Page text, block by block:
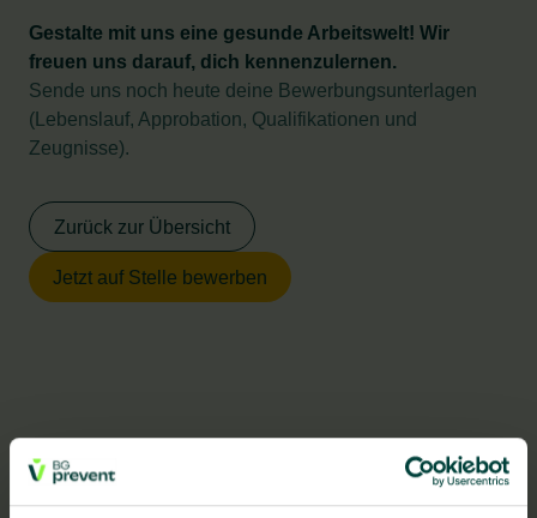
Gestalte mit uns eine gesunde Arbeitswelt! Wir
freuen uns darauf, dich kennenzulernen.
Sende uns noch heute deine Bewerbungsunterlagen
(Lebenslauf, Approbation, Qualifikationen und
Zeugnisse).
Zurück zur Übersicht
Jetzt auf Stelle bewerben